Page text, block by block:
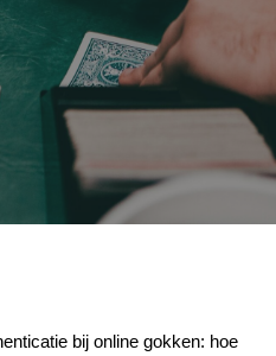
bij online gokken: hoe